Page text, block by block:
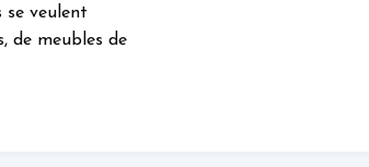
se veulent
de meubles de